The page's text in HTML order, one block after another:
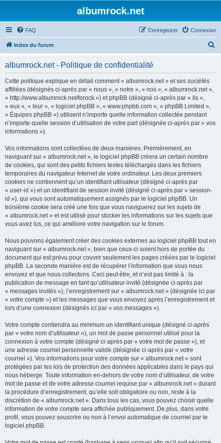
albumrock.net
FAQ Connexion
S’enregistrer
Index du forum
albumrock.net - Politique de confidentialité
Cette politique explique en détail comment « albumrock.net » et ses sociétés
affiliées (désignés ci-après par « nous », « notre », « nos », « albumrock.net »,
« http://www.albumrock.net/forock ») et phpBB (désigné ci-après par « ils »,
« eux », « leur », « logiciel phpBB », « www.phpbb.com », « phpBB Limited »,
« Équipes phpBB ») utilisent n’importe quelle information collectée pendant
n’importe quelle session d’utilisation de votre part (désignée ci-après par « vos
informations »).
Vos informations sont collectées de deux manières. Premièrement, en
naviguant sur « albumrock.net », le logiciel phpBB créera un certain nombre
de cookies, qui sont des petits fichiers textes téléchargés dans les fichiers
temporaires du navigateur Internet de votre ordinateur. Les deux premiers
cookies ne contiennent qu’un identifiant utilisateur (désigné ci-après par
« user-id ») et un identifiant de session invité (désigné ci-après par « session-
id »), qui vous sont automatiquement assignés par le logiciel phpBB. Un
troisième cookie sera créé une fois que vous naviguerez sur les sujets de
« albumrock.net » et est utilisé pour stocker les informations sur les sujets que
vous avez lus, ce qui améliore votre navigation sur le forum.
Nous pouvons également créer des cookies externes au logiciel phpBB tout en
naviguant sur « albumrock.net », bien que ceux-ci soient hors de portée du
document qui est prévu pour couvrir seulement les pages créées par le logiciel
phpBB. La seconde manière est de récupérer l’information que vous nous
envoyez et que nous collectons. Ceci peut être, et n’est pas limité à : la
publication de message en tant qu’utilisateur invité (désignée ci-après par
« messages invités »), l’enregistrement sur « albumrock.net » (désignée ici par
« votre compte ») et les messages que vous envoyez après l’enregistrement et
lors d’une connexion (désignés ici par « vos messages »).
Votre compte contiendra au minimum un identifiant unique (désigné ci-après
par « votre nom d’utilisateur »), un mot de passe personnel utilisé pour la
connexion à votre compte (désigné ci-après par « votre mot de passe »), et
une adresse courriel personnelle valide (désignée ci-après par « votre
courriel »). Vos informations pour votre compte sur « albumrock.net » sont
protégées par les lois de protection des données applicables dans le pays qui
nous héberge. Toute information en-dehors de votre nom d’utilisateur, de votre
mot de passe et de votre adresse courriel requise par « albumrock.net » durant
la procédure d’enregistrement, qu’elle soit obligatoire ou non, reste à la
discrétion de « albumrock.net ». Dans tous les cas, vous pouvez choisir quelle
information de votre compte sera affichée publiquement. De plus, dans votre
profil, vous pouvez souscrire ou non à l’envoi automatique de courriel par le
logiciel phpBB.